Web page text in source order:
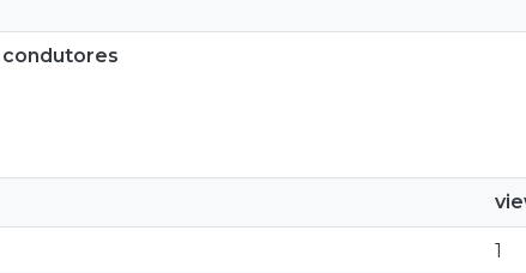
condutores
1